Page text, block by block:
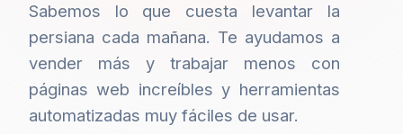
Sabemos lo que cuesta levantar la
persiana cada mañana. Te ayudamos a
vender más y trabajar menos con
páginas web increíbles y herramientas
automatizadas muy fáciles de usar.